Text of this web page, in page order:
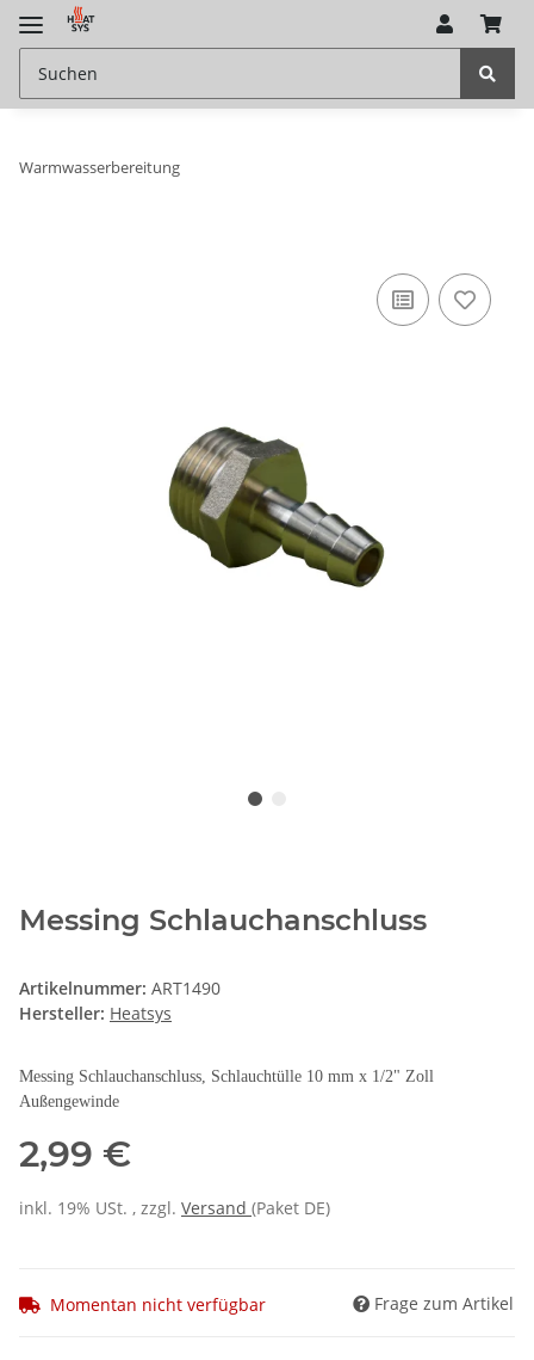
Warmwasserbereitung
Messing Schlauchanschluss
Artikelnummer: ART1490
Hersteller: Heatsys
Messing Schlauchanschluss, Schlauchtülle 10 mm x 1/2" Zoll
Außengewinde
2,99 €
inkl. 19% USt. , zzgl. Versand (Paket DE)
Momentan nicht verfügbar Frage zum Artikel